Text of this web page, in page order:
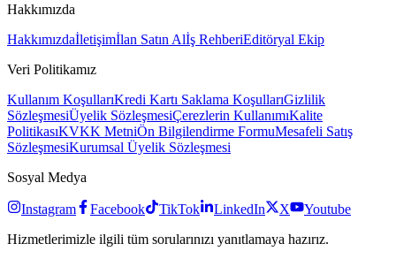
Hakkımızda
Hakkımızdaİletişimİlan Satın Alİş RehberiEditöryal Ekip
Veri Politikamız
Kullanım KoşullarıKredi Kartı Saklama KoşullarıGizlilik
SözleşmesiÜyelik SözleşmesiÇerezlerin KullanımıKalite
PolitikasıKVKK MetniÖn Bilgilendirme FormuMesafeli Satış
SözleşmesiKurumsal Üyelik Sözleşmesi
Sosyal Medya
Instagram Facebook TikTok LinkedIn X
Youtube
Hizmetlerimizle ilgili tüm sorularınızı yanıtlamaya hazırız.